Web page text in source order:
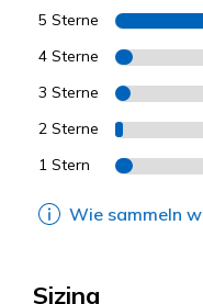
5 Sterne
4 Sterne
3 Sterne
2 Sterne
1 Stern
Wie sammeln
Sizing